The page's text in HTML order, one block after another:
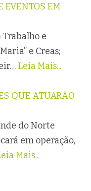
EVENTOS EM
e
e Creas;
Leia Mais...
QUE ATUARÃO
do Norte
em operação,
Mais...